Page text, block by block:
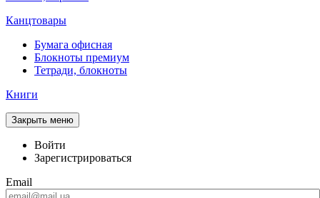
Канцтовары
Бумага офисная
Блокноты премиум
Тетради, блокноты
Книги
Закрыть меню
Войти
Зарегистрироваться
Email